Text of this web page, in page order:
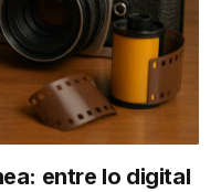
entre lo digital